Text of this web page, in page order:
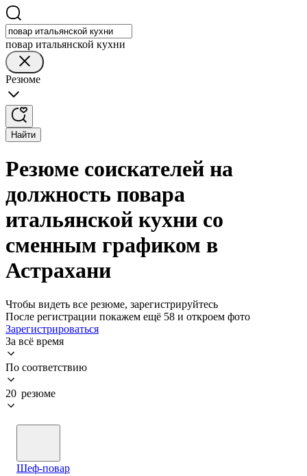
повар итальянской кухни
Резюме
Найти
Резюме соискателей на
должность повара
итальянской кухни со
сменным графиком в
Астрахани
Чтобы видеть все резюме, зарегистрируйтесь
После регистрации покажем ещё 58 и откроем фото
Зарегистрироваться
За всё время
По соответствию
20 резюме
Шеф-повар